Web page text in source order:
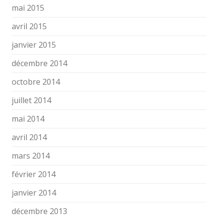
mai 2015
avril 2015
janvier 2015
décembre 2014
octobre 2014
juillet 2014
mai 2014
avril 2014
mars 2014
février 2014
janvier 2014
décembre 2013